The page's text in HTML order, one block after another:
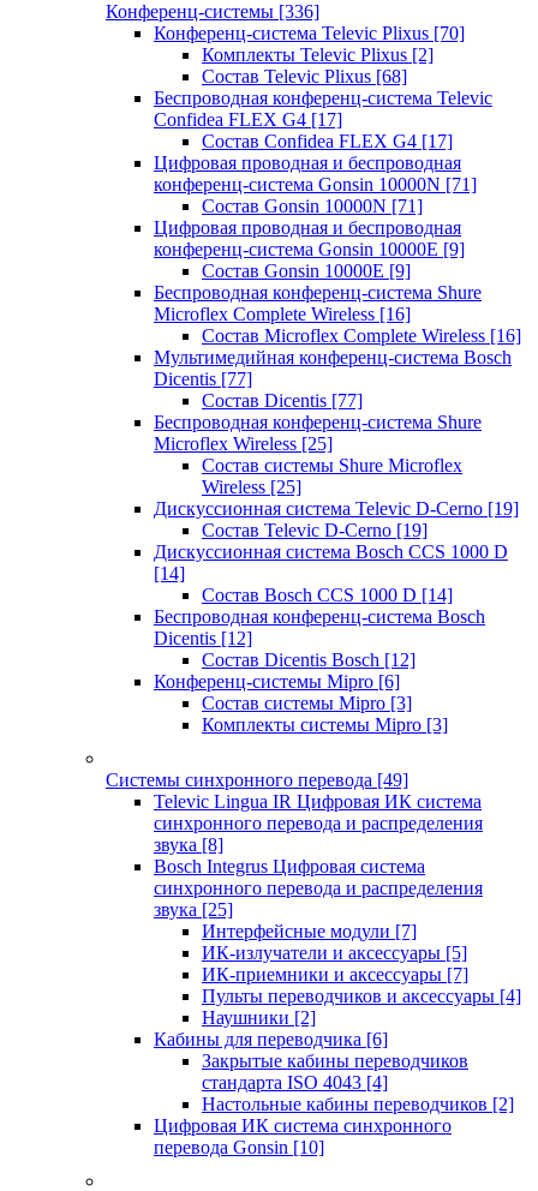
Конференц-системы [336]
Конференц-система Televic Plixus [70]
Комплекты Televic Plixus [2]
Состав Televic Plixus [68]
Беспроводная конференц-система Televic
Confidea FLEX G4 [17]
Состав Confidea FLEX G4 [17]
Цифровая проводная и беспроводная
конференц-система Gonsin 10000N [71]
Состав Gonsin 10000N [71]
Цифровая проводная и беспроводная
конференц-система Gonsin 10000E [9]
Состав Gonsin 10000E [9]
Беспроводная конференц-система Shure
Microflex Complete Wireless [16]
Состав Microflex Complete Wireless [16]
Мультимедийная конференц-система Bosch
Dicentis [77]
Состав Dicentis [77]
Беспроводная конференц-система Shure
Microflex Wireless [25]
Состав системы Shure Microflex
Wireless [25]
Дискуссионная система Televic D-Cerno [19]
Состав Televic D-Cerno [19]
Дискуссионная система Bosch CCS 1000 D
[14]
Состав Bosch CCS 1000 D [14]
Беспроводная конференц-система Bosch
Dicentis [12]
Состав Dicentis Bosch [12]
Конференц-системы Mipro [6]
Состав системы Mipro [3]
Комплекты системы Mipro [3]
Системы синхронного перевода [49]
Televic Lingua IR Цифровая ИК система
синхронного перевода и распределения
звука [8]
Bosch Integrus Цифровая система
синхронного перевода и распределения
звука [25]
Интерфейсные модули [7]
ИК-излучатели и аксессуары [5]
ИК-приемники и аксессуары [7]
Пульты переводчиков и аксессуары [4]
Наушники [2]
Кабины для переводчика [6]
Закрытые кабины переводчиков
стандарта ISO 4043 [4]
Настольные кабины переводчиков [2]
Цифровая ИК система синхронного
перевода Gonsin [10]